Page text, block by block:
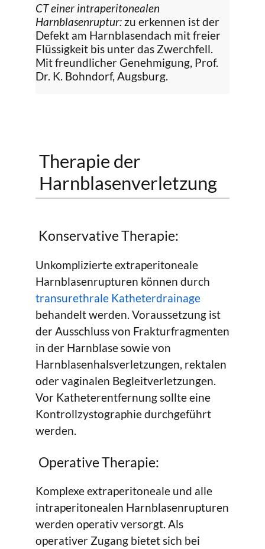
CT einer intraperitonealen
Harnblasenruptur: zu erkennen ist der
Defekt am Harnblasendach mit freier
Flüssigkeit bis unter das Zwerchfell.
Mit freundlicher Genehmigung, Prof.
Dr. K. Bohndorf, Augsburg.
Therapie der
Harnblasenverletzung
Konservative Therapie:
Unkomplizierte extraperitoneale
Harnblasenrupturen können durch
transurethrale Katheterdrainage
behandelt werden. Voraussetzung ist
der Ausschluss von Frakturfragmenten
in der Harnblase sowie von
Harnblasenhalsverletzungen, rektalen
oder vaginalen Begleitverletzungen.
Vor Katheterentfernung sollte eine
Kontrollzystographie durchgeführt
werden.
Operative Therapie:
Komplexe extraperitoneale und alle
intraperitonealen Harnblasenrupturen
werden operativ versorgt. Als
operativer Zugang bietet sich bei